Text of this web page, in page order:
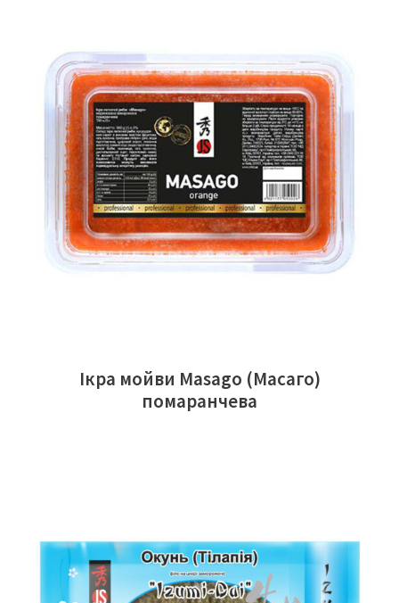
Ікра мойви Masago (Масаго)
помаранчева